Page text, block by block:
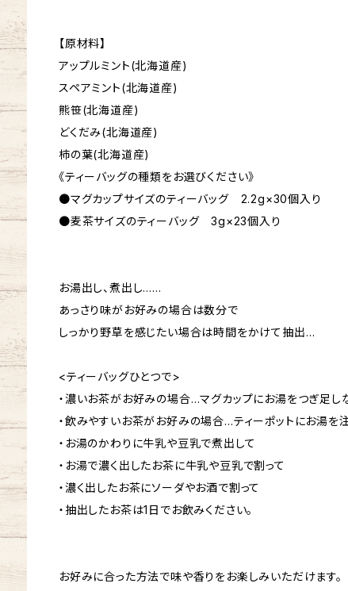
【原材料】
アップルミント(北海道産)
スペアミント(北海道産)
熊笹(北海道産)
どくだみ(北海道産)
柿の葉(北海道産)
《ティーバッグの種類をお選びください》
●マグカップサイズのティーバッグ 2.2g×30個入り
●麦茶サイズのティーバッグ 3g×23個入り
お湯出し、煮出し……
あっさり味がお好みの場合は数分で
しっかり野草を感じたい場合は時間をかけて抽出…
<ティーバッグひとつで>
・濃いお茶がお好みの場合…マグカップにお湯をつぎ足し
・飲みやすいお茶がお好みの場合…ティーポットにお湯を
・お湯のかわりに牛乳や豆乳で煮出して
・お湯で濃く出したお茶に牛乳や豆乳で割って
・濃く出したお茶にソーダやお酒で割って
・抽出したお茶は1日でお飲みください。
お好みに合った方法で味や香りをお楽しみいただけます。